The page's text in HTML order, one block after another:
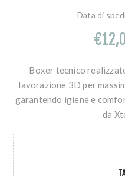
Data di
Boxer tecnico
lavorazione 3D per
garantendo igiene e
da